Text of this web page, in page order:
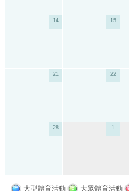
14 15
21 22
28 1
大型體育活動 大眾體育活動